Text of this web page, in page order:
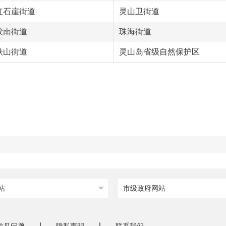
石崖街道 灵山卫街道
南街道 珠海街道
山街道 灵山岛省级自然保护区
市级政府网站